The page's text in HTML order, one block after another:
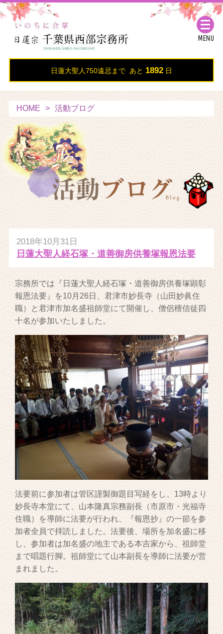
MENU
日蓮大聖人750遠忌まで あと 1892 日
HOME 活動ブログ
2018年10月31日
日蓮大聖人経石塚・道善御房供養塚報恩法要
宗務所では『日蓮大聖人経石塚・道善御房供養塚顕彰
報恩法要』を10月26日、君津市妙長寺（山田妙眞住
職）と君津市加名盛祖師堂にて開催し、僧侶檀信徒四
十名が参加いたしました。
法要前に参加者は管区謹製御題目写経をし、13時より
妙長寺本堂にて、山本隆真宗務副長（市原市・光福寺
住職）を導師に法要が行われ、『報恩抄』の一節を参
加者全員で拝読しました。法要後、場所を加名盛に移
し、参加者は加名盛の地主である本吉家から、祖師堂
まで唱題行脚。祖師堂にて山本副長を導師に法要が営
まれました。